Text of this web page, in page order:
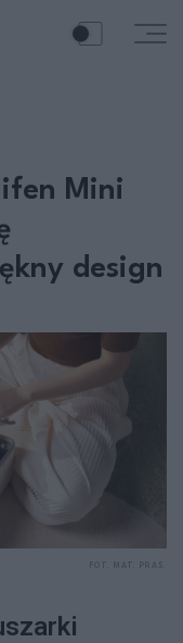
Mini
design